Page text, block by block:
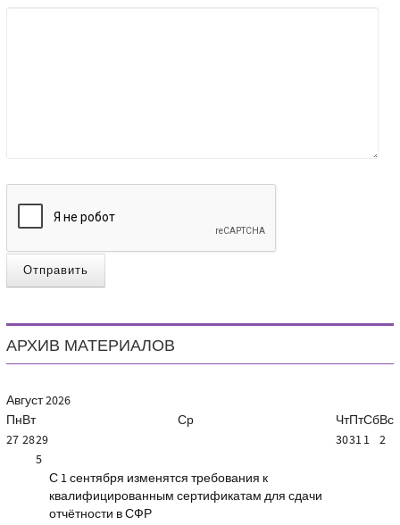
Отправить
АРХИВ МАТЕРИАЛОВ
Август2026
ПнВт Ср ЧтПтСбВс
27 2829 30311 2
5
С 1 сентября изменятся требования к
квалифицированным сертификатам для сдачи
отчётности в СФР